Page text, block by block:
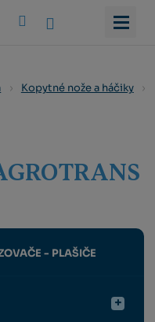
Kopytné nože a háčiky
- PLAŠIČE